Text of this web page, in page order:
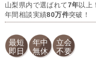
山梨県内で選ばれて7年以上！
年間相談実績80万件突破！
最短
即日
年中
無休
立会
不要